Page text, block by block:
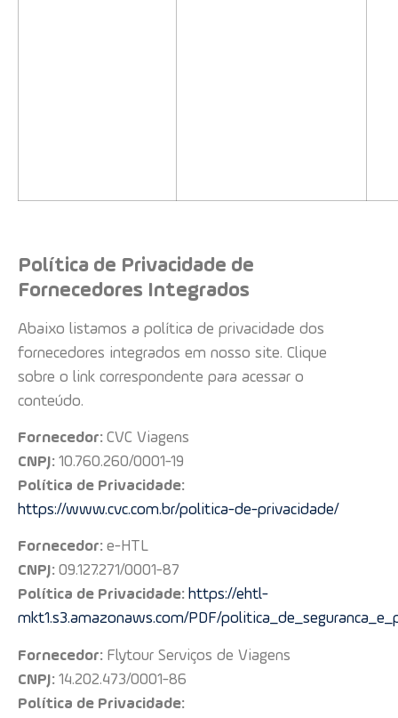
Política de Privacidade de
Fornecedores Integrados
Abaixo listamos a política de privacidade dos
fornecedores integrados em nosso site. Clique
sobre o link correspondente para acessar o
conteúdo.
Fornecedor: CVC Viagens
CNPJ: 10.760.260/0001-19
Política de Privacidade:
https://www.cvc.com.br/politica-de-privacidade/
Fornecedor: e-HTL
CNPJ: 09.127.271/0001-87
Política de Privacidade: https://ehtl-
mkt1.s3.amazonaws.com/PDF/
Fornecedor: Flytour Serviços de Viagens
CNPJ: 14.202.473/0001-86
Política de Privacidade: